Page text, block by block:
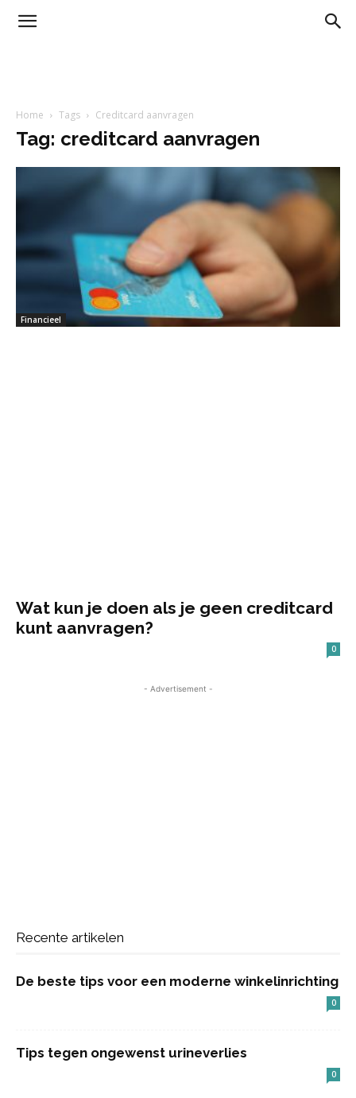
Home Tags Creditcard aanvragen
Tag: creditcard aanvragen
Financieel
Wat kun je doen als je geen creditcard
kunt aanvragen?
0
- Advertisement -
Recente artikelen
De beste tips voor een moderne winkelinrichting
0
Tips tegen ongewenst urineverlies
0